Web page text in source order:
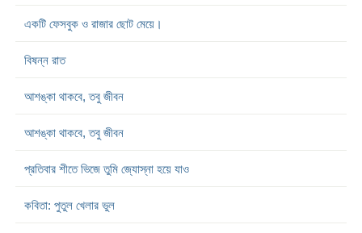
একটি ফেসবুক ও রাজার ছোট মেয়ে।
বিষন্ন রাত
আশঙ্কা থাকবে, তবু জীবন
আশঙ্কা থাকবে, তবু জীবন
প্রতিবার শীতে ভিজে তুমি জ্যোস্না হয়ে যাও
কবিতা: পুতুল খেলার ভুল